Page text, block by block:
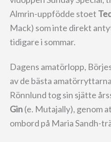
Almrin-uppfödde stoet
Mack) som inte direkt
tidigare i sommar.
Dagens amatörlopp,
av de bästa
Rönnlund tog sin sjätte
Gin(e. Mutajally), genom
ombord på Maria Sandh-